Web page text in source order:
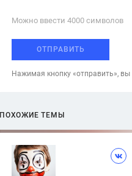
Можно ввести 4000 cимволов
ОТПРАВИТЬ
Нажимая кнопку «отправить»,
ПОХОЖИЕ ТЕМЫ